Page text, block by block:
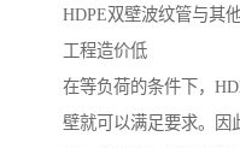
HDPE双壁波纹管与其
工程造价低
在等负荷的条件下，
壁就可以满足要求。因